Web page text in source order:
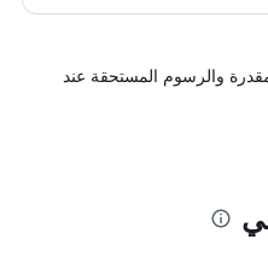
والرسوم المستحقة عند